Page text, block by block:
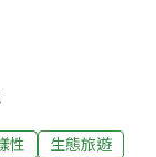
性
生態旅遊